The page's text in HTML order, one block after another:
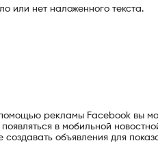
или нет наложенного текста.
рекламы Facebook вы
в мобильной
объявления для